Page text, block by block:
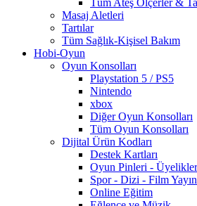
Tüm Ateş Ölçerler &
Masaj Aletleri
Tartılar
Tüm Sağlık-Kişisel Bakım
Hobi-Oyun
Oyun Konsolları
Playstation 5 / PS5
Nintendo
xbox
Diğer Oyun Konsolları
Tüm Oyun Konsolları
Dijital Ürün Kodları
Destek Kartları
Oyun Pinleri - Üyelikler
Spor - Dizi - Film
Online Eğitim